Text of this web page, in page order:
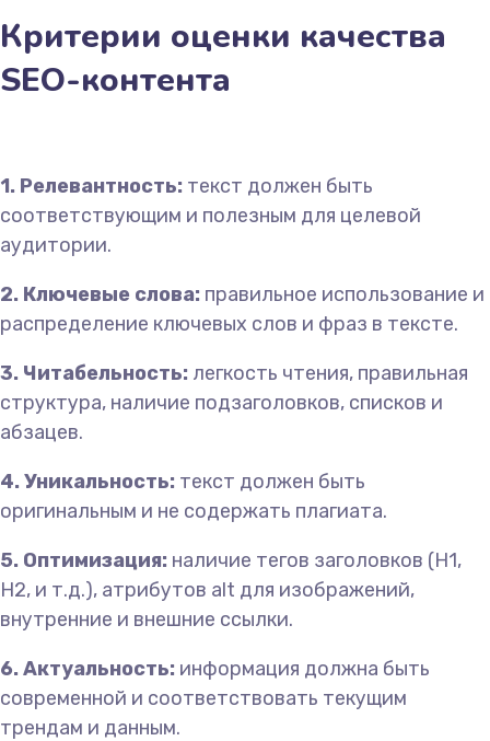
Критерии оценки качества
SEO-контента
1. Релевантность: текст должен быть
соответствующим и полезным для целевой
аудитории.
2. Ключевые слова: правильное использование и
распределение ключевых слов и фраз в тексте.
3. Читабельность: легкость чтения, правильная
структура, наличие подзаголовков, списков и
абзацев.
4. Уникальность: текст должен быть
оригинальным и не содержать плагиата.
5. Оптимизация: наличие тегов заголовков (H1,
H2, и т.д.), атрибутов alt для изображений,
внутренние и внешние ссылки.
6. Актуальность: информация должна быть
современной и соответствовать текущим
трендам и данным.